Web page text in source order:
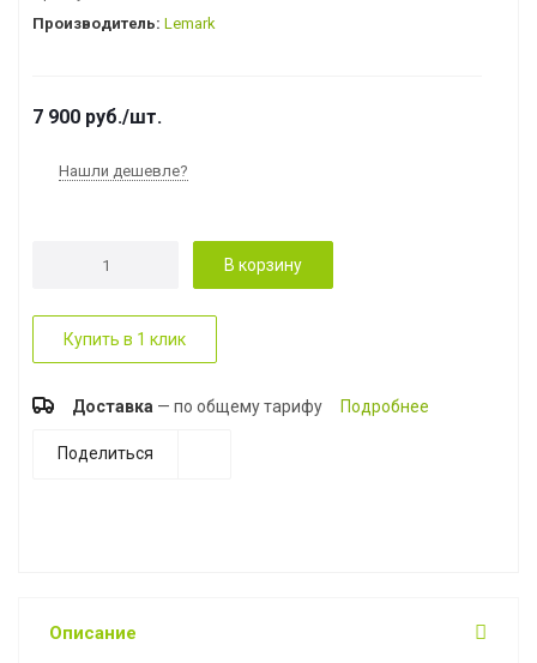
Производитель: Lemark
7 900 руб./шт.
Нашли дешевле?
В корзину
Купить в 1 клик
Доставка — по общему тарифу Подробнее
Поделиться
Описание